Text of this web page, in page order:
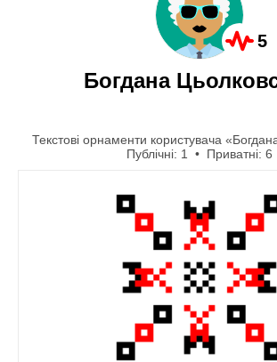
5
Богдана
Текстові орнаменти користувача
Публічні: 1 • Приватні: 6